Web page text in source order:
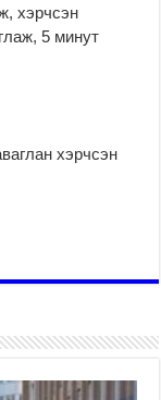
хэрчсэн
5 минут
хэрчсэн